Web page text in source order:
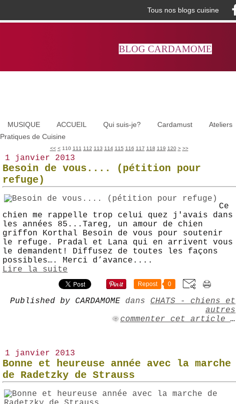
Tous nos blogs cuisine
BLOG CARDAMOME
MUSIQUE ACCUEIL Qui suis-je? Cardamust
Ateliers
Pratiques de Cuisine
<< < 100
110 111 112 113 114 115 116 117 118 119 120 130
140
150
160
170
180
190
> >>
1 janvier 2013
Besoin de vous.... (pétition pour
refuge)
Ce
chien me rappelle trop celui quez j'avais dans
les années 85...Tareg, un amour de chien
griffon Korthal Besoin de vous pour soutenir
le refuge. Pradal et Lana qui en arrivent vous
le demandent! Diffusez de toutes les façons
possibles…. Merci d’avance....
Lire la suite
Repost 0
Published by CARDAMOME dans CHATS - chiens et
autres
commenter cet article …
1 janvier 2013
Bonne et heureuse année avec la marche
de Radetzky de Strauss